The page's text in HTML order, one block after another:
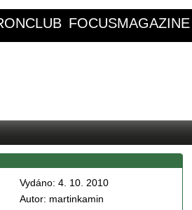
FOCUSMAGAZINE
Vydáno: 4. 10. 2010
Autor: martinkamin